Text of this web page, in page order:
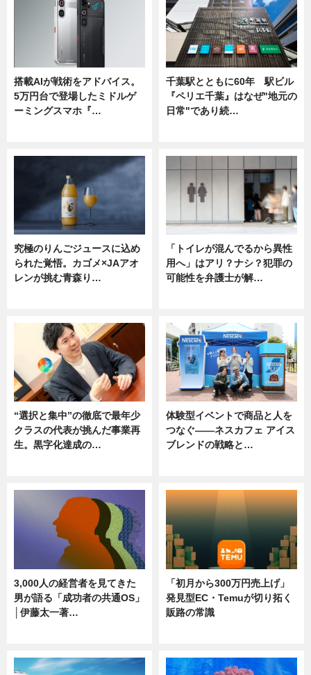
搭載AIが戦術をアドバイス。
5万円台で登場したミドルゲ
ーミングスマホ『…
千葉駅とともに60年 駅ビル
『ペリエ千葉』はなぜ"地元の
日常"であり続…
究極のりんごジュースに込め
られた覚悟。カゴメ×JAアオ
レンが挑む青森り…
「トイレが混んでるから異性
用へ」はアリ？ナシ？犯罪の
可能性を弁護士が解…
“選択と集中”の徹底で最年少
クラスの代表が挑んだ事業再
生。黒字化達成の…
体験型イベントで商品と人を
つなぐ――ネスカフェ アイス
ブレンドの戦略と…
3,000人の経営者を見てきた
男が語る「成功者の共通OS」
│伊藤太一著…
「初月から300万円売上げ」
発見型EC・Temuが切り拓く
販路の常識